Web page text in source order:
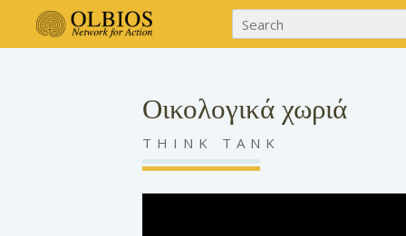
Οικολογικά χωριά
THINK TANK